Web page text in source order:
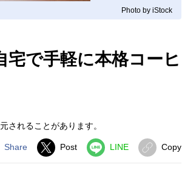
Photo by iStock
で手軽に本格コーヒ
されることがあります。
Share Post LINE Copy